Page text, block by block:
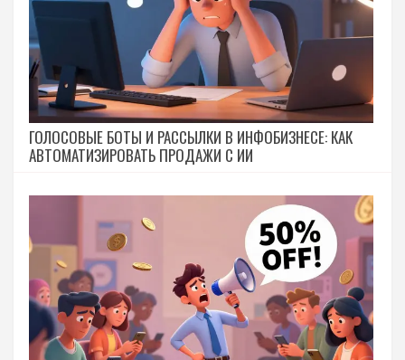
ГОЛОСОВЫЕ БОТЫ И РАССЫЛКИ В ИНФОБИЗНЕСЕ: КАК
АВТОМАТИЗИРОВАТЬ ПРОДАЖИ С ИИ